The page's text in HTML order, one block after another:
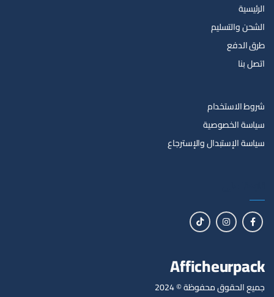
الرئيسية
الشحن والتسليم
طرق الدفع
اتصل بنا
شروط الاستخدام
سياسة الخصوصية
سياسة الإستبدال والإسترجاع
Afficheurpack
جميع الحقوق محفوظة © 2024